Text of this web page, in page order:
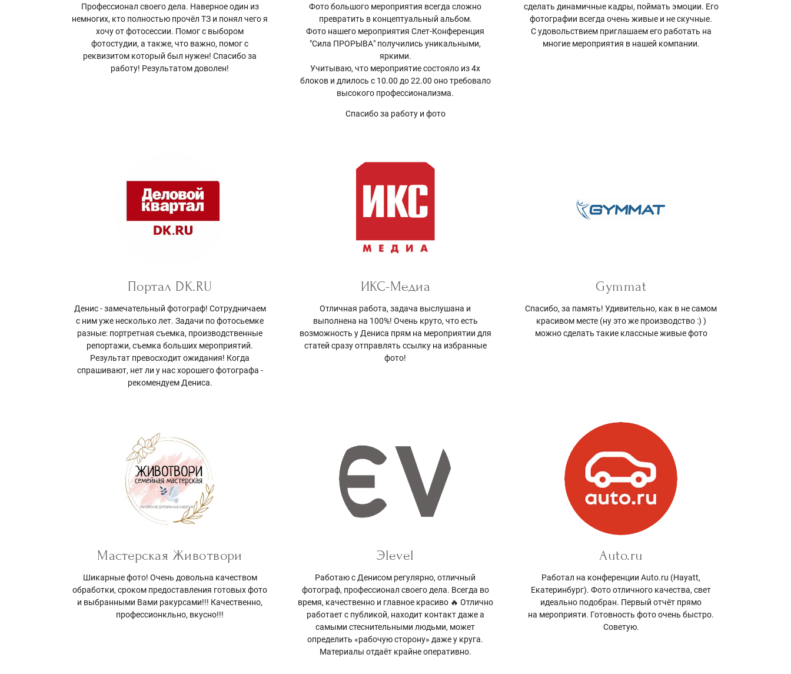
Профессионал своего дела. Наверное один из
немногих, кто полностью прочёл ТЗ и понял чего я
хочу от фотосессии. Помог с выбором
фотостудии, а также, что важно, помог с
реквизитом который был нужен! Спасибо за
работу! Результатом доволен!
Фото большого мероприятия всегда сложно
превратить в концептуальный альбом.
Фото нашего мероприятия Слет-Конференция
"Сила ПРОРЫВА" получились уникальными,
яркими.
Учитываю, что мероприятие состояло из 4х
блоков и длилось с 10.00 до 22.00 оно требовало
высокого профессионализма.
Спасибо за работу и фото
сделать динамичные кадры, поймать эмоции. Его
фотографии всегда очень живые и не скучные.
С удовольствием приглашаем его работать на
многие мероприятия в нашей компании.
Портал DK.RU
Денис - замечательный фотограф! Сотрудничаем
с ним уже несколько лет. Задачи по фотосьемке
разные: портретная съемка, производственные
репортажи, съемка больших мероприятий.
Результат превосходит ожидания! Когда
спрашивают, нет ли у нас хорошего фотографа -
рекомендуем Дениса.
ИКС-Медиа
Отличная работа, задача выслушана и
выполнена на 100%! Очень круто, что есть
возможность у Дениса прям на мероприятии для
статей сразу отправлять ссылку на избранные
фото!
Gymmat
Спасибо, за память! Удивительно, как в не самом
красивом месте (ну это же производство :) )
можно сделать такие классные живые фото
Мастерская Животвори
Шикарные фото! Очень довольна качеством
обработки, сроком предоставления готовых фото
и выбранными Вами ракурсами!!! Качественно,
профессионкльно, вкусно!!!
Эlevel
Работаю с Денисом регулярно, отличный
фотограф, профессионал своего дела. Всегда во
время, качественно и главное красиво 🔥 Отлично
работает с публикой, находит контакт даже а
самыми стеснительными людьми, может
определить «рабочую сторону» даже у круга.
Материалы отдаёт крайне оперативно.
Auto.ru
Работал на конференции Auto.ru (Hayatt,
Екатеринбург). Фото отличного качества, свет
идеально подобран. Первый отчёт прямо
на мероприяти. Готовность фото очень быстро.
Советую.